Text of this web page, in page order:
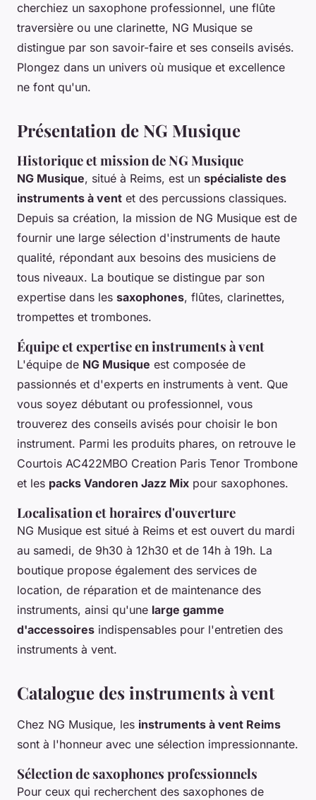
cherchiez un saxophone professionnel, une flûte
traversière ou une clarinette, NG Musique se
distingue par son savoir-faire et ses conseils avisés.
Plongez dans un univers où musique et excellence
ne font qu'un.
Présentation de NG Musique
Historique et mission de NG Musique
NG Musique, situé à Reims, est un spécialiste des
instruments à vent et des percussions classiques.
Depuis sa création, la mission de NG Musique est de
fournir une large sélection d'instruments de haute
qualité, répondant aux besoins des musiciens de
tous niveaux. La boutique se distingue par son
expertise dans les saxophones, flûtes, clarinettes,
trompettes et trombones.
Équipe et expertise en instruments à vent
L'équipe de NG Musique est composée de
passionnés et d'experts en instruments à vent. Que
vous soyez débutant ou professionnel, vous
trouverez des conseils avisés pour choisir le bon
instrument. Parmi les produits phares, on retrouve le
Courtois AC422MBO Creation Paris Tenor Trombone
et les packs Vandoren Jazz Mix pour saxophones.
Localisation et horaires d'ouverture
NG Musique est situé à Reims et est ouvert du mardi
au samedi, de 9h30 à 12h30 et de 14h à 19h. La
boutique propose également des services de
location, de réparation et de maintenance des
instruments, ainsi qu'une large gamme
d'accessoires indispensables pour l'entretien des
instruments à vent.
Catalogue des instruments à vent
Chez NG Musique, les instruments à vent Reims
sont à l'honneur avec une sélection impressionnante.
Sélection de saxophones professionnels
Pour ceux qui recherchent des saxophones de